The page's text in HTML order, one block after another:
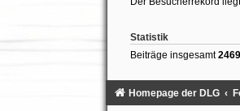
Statistik
Beiträge insgesamt2469
Homepage der DLG